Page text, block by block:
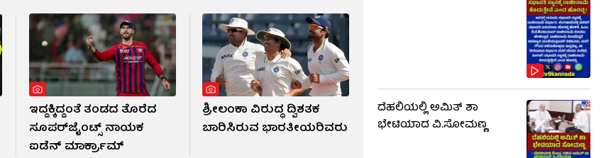
ಇದ್ದಕ್ಕಿದ್ದಂತೆ ತಂಡದ ತೊರೆದ
ಸೂಪರ್‌ಜೈಂಟ್ಸ್ ನಾಯಕ
ಐಡೆನ್ ಮಾರ್ಕ್ರಾಮ್
ಶ್ರೀಲಂಕಾ ವಿರುದ್ಧ ದ್ವಿಶತಕ
ಬಾರಿಸಿರುವ ಭಾರತೀಯರಿವರು
ದೆಹಲಿಯಲ್ಲಿ ಅಮಿತ್ ಶಾ
ಭೇಟಿಯಾದ ವಿ.ಸೋಮಣ್ಣ